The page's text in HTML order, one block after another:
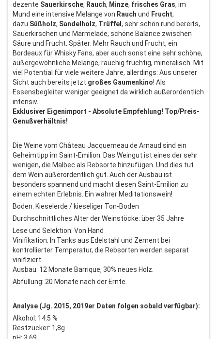
dezente Sauerkirsche, Rauch, Minze, frisches Gras, im
Mund eine intensive Melange von Rauch und Frucht,
dazu Süßholz, Sandelholz, Trüffel , sehr schön rund bereits,
Sauerkirschen und Marmelade, schöne Balance zwischen
Säure und Frucht. Später: Mehr Rauch und Frucht, ein
Bordeaux für Whisky Fans, aber auch sonst eine sehr schöne,
außergewöhnliche Melange, rauchig fruchtig, mineralisch. Mit
viel Potential für viele weitere Jahre, allerdings: Aus unserer
Sicht auch bereits jetzt großes Gaumenkino! Als
Essensbegleiter weniger geeignet da wirklich außerordentlich
intensiv.
Exklusiver Eigenimport - Absolute Empfehlung! Top/Preis-
Genußverhältnis!
Die Weine vom Château Jacquemeau de Arnaud sind ein
Geheimtipp im Saint-Emilion. Das Weingut ist eines der sehr
wenigen, die Malbec als Rebsorte hinzufügen. Und dies tut
dem Wein außerordentlich gut. Auch der Ausbau ist
besonders spannend und macht diesen Saint-Emilion zu
einem echten Erlebnis. Ein wahrer Meditationswein!
Boden: Kieselerde / kieseliger Ton-Boden
Durchschnittliches Alter der Weinstöcke: über 35 Jahre
Lese und Selektion: Von Hand
Vinifikation: In Tanks aus Edelstahl und Zement bei
kontrollierter Temperatur, die Rebsorten werden separat
vinifiziert.
Ausbau: 12 Monate Barrique, 30% neues Holz.
Abfüllung: 20 Monate nach der Ernte.
Analyse (Jg. 2015, 2019er Daten folgen sobald verfügbar):
Alkohol: 14.5 %
Restzucker: 1,8g